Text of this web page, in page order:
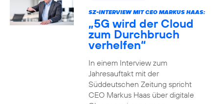
SZ-INTERVIEW MIT CEO MARKUS HAAS:
„5G wird der Cloud
zum Durchbruch
verhelfen“
In einem Interview zum
Jahresauftakt mit der
Süddeutschen Zeitung spricht
CEO Markus Haas über digitale